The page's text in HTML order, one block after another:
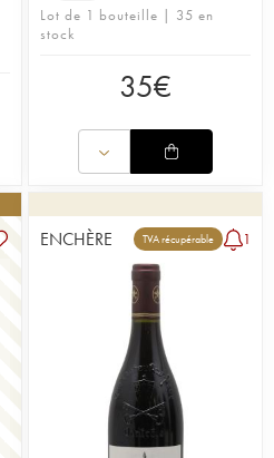
Lot de 1 bouteille | 35 en
stock
35€
ENCHÈRE TVA récupérable 1